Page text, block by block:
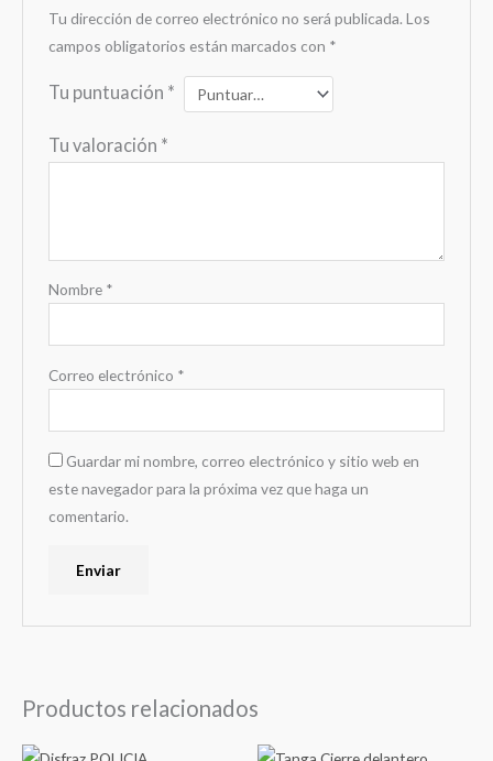
Tu dirección de correo electrónico no será publicada. Los
campos obligatorios están marcados con *
Tu puntuación *
Tu valoración *
Nombre *
Correo electrónico *
Guardar mi nombre, correo electrónico y sitio web en
este navegador para la próxima vez que haga un
comentario.
Productos relacionados